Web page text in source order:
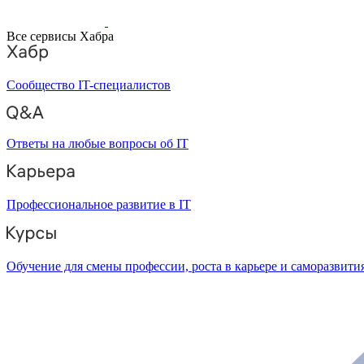
Все сервисы Хабра
Сообщество IT-специалистов
Ответы на любые вопросы об IT
Профессиональное развитие в IT
Обучение для смены профессии, роста в карьере и